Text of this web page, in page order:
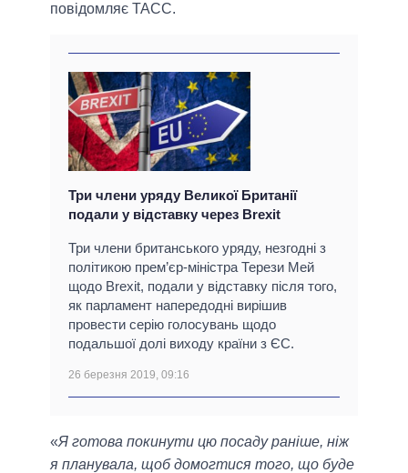
повідомляє ТАСС.
Три члени уряду Великої Британії
подали у відставку через Brexit
Три члени британського уряду, незгодні з
політикою прем’єр-міністра Терези Мей
щодо Brexit, подали у відставку після того,
як парламент напередодні вирішив
провести серію голосувань щодо
подальшої долі виходу країни з ЄС.
26 березня 2019, 09:16
«Я готова покинути цю посаду раніше, ніж
я планувала, щоб домогтися того, що буде